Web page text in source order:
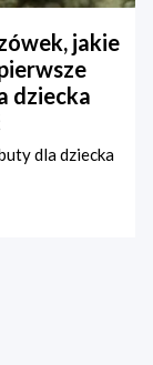
jakie
dziecka
dla dziecka